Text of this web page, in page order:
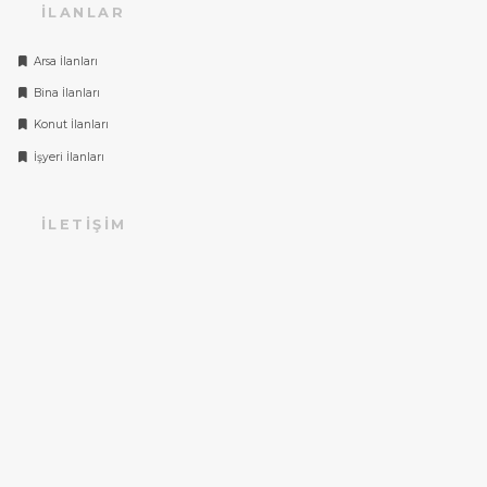
İLANLAR
Arsa İlanları
Bina İlanları
Konut İlanları
İşyeri İlanları
İLETIŞIM